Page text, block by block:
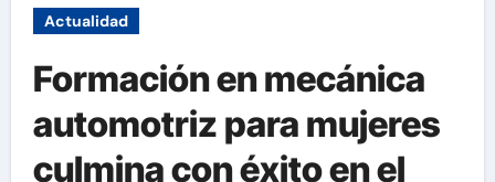
Actualidad
Formación en mecánica
automotriz para mujeres
culmina con éxito en el